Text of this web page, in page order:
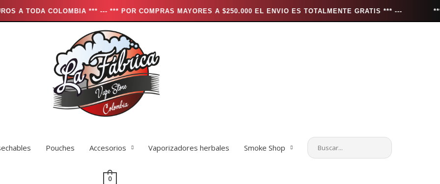
*** --- *** POR COMPRAS MAYORES A $250.000 EL ENVIO ES TOTALMENTE GRATIS *** --- *** ENVIOS
Pouches Accesorios Vaporizadores herbales Smoke Shop
0